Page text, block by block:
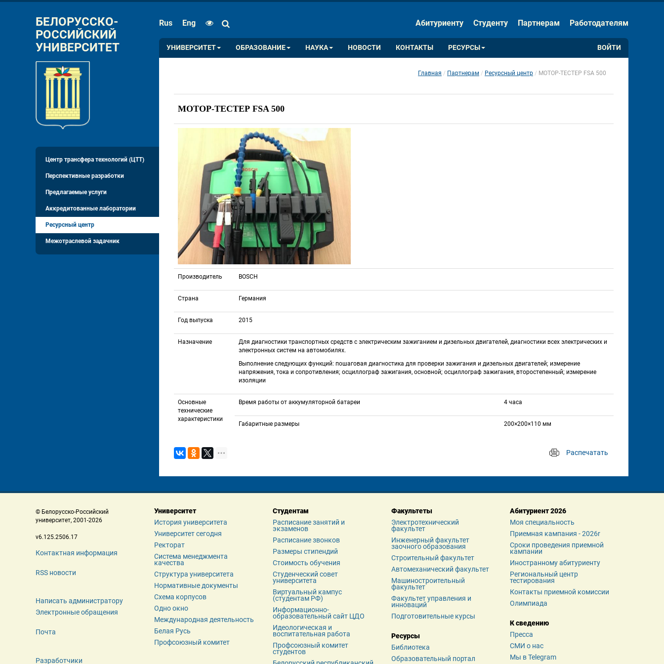
РАЗМЕР ШРИФТА
AA
ИНТЕРВАЛ
AA A A A A A
ИЗОБРАЖЕНИЯ Скрыть панель
Обычная версия сайта
БЕЛОРУССКО-
РОССИЙСКИЙ
УНИВЕРСИТЕТ
Rus Eng Абитуриенту Студенту Партнерам Работодателям
УНИВЕРСИТЕТ ОБРАЗОВАНИЕ НАУКА НОВОСТИ КОНТАКТЫ РЕСУРСЫ ВОЙТИ
Центр трансфера технологий (ЦТТ)
Перспективные разработки
Предлагаемые услуги
Аккредитованные лаборатории
Ресурсный центр
Межотраслевой задачник
Главная Партнерам Ресурсный центр МОТОР-ТЕСТЕР FSA 500
МОТОР-ТЕСТЕР FSA 500
Производитель BOSCH
Страна Германия
Год выпуска 2015
Назначение
Для диагностики транспортных средств с электрическим зажиганием и дизельных двигателей, диагностики всех электрических и
электронных систем на автомобилях.
Выполнение следующих функций: пошаговая диагностика для проверки зажигания и дизельных двигателей; измерение
напряжения, тока и сопротивления; осциллограф зажигания, основной; осциллограф зажигания, второстепенный; измерение
изоляции
Основные
технические
характеристики
Время работы от аккумуляторной батареи 4 часа
Габаритные размеры 200×200×110 мм
Распечатать
© Белорусско-Российский
университет, 2001-2026
v6.125.2506.17
Контактная информация
RSS новости
Написать администратору
Электронные обращения
Почта
Разработчики
Университет
История университета
Университет сегодня
Ректорат
Система менеджмента
качества
Структура университета
Нормативные документы
Схема корпусов
Одно окно
Международная деятельность
Белая Русь
Профсоюзный комитет
Студентам
Расписание занятий и
экзаменов
Расписание звонков
Размеры стипендий
Стоимость обучения
Студенческий совет
университета
Виртуальный кампус
(студентам РФ)
Информационно-
образовательный сайт ЦДО
Идеологическая и
воспитательная работа
Профсоюзный комитет
студентов
Факультеты
Электротехнический
факультет
Инженерный факультет
заочного образования
Строительный факультет
Автомеханический факультет
Машиностроительный
факультет
Факультет управления и
инноваций
Подготовительные курсы
Ресурсы
Библиотека
Образовательный портал
Абитуриент 2026
Моя специальность
Приемная кампания - 2026r
Сроки проведения приемной
кампании
Иностранному абитуриенту
Региональный центр
тестирования
Контакты приемной комиссии
Олимпиада
К сведению
Пресса
СМИ о нас
Мы в Telegram